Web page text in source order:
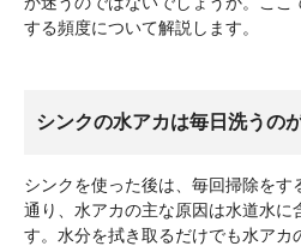
する頻度について解説します。
シンクの水アカは毎日洗うの
シンクを使った後は、毎回掃除を
通り、水アカの主な原因は水道水に
す。水分を拭き取るだけでも水アカ